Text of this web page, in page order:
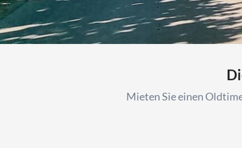
VW Bulli T2b '76
1
Mieten Sie einen